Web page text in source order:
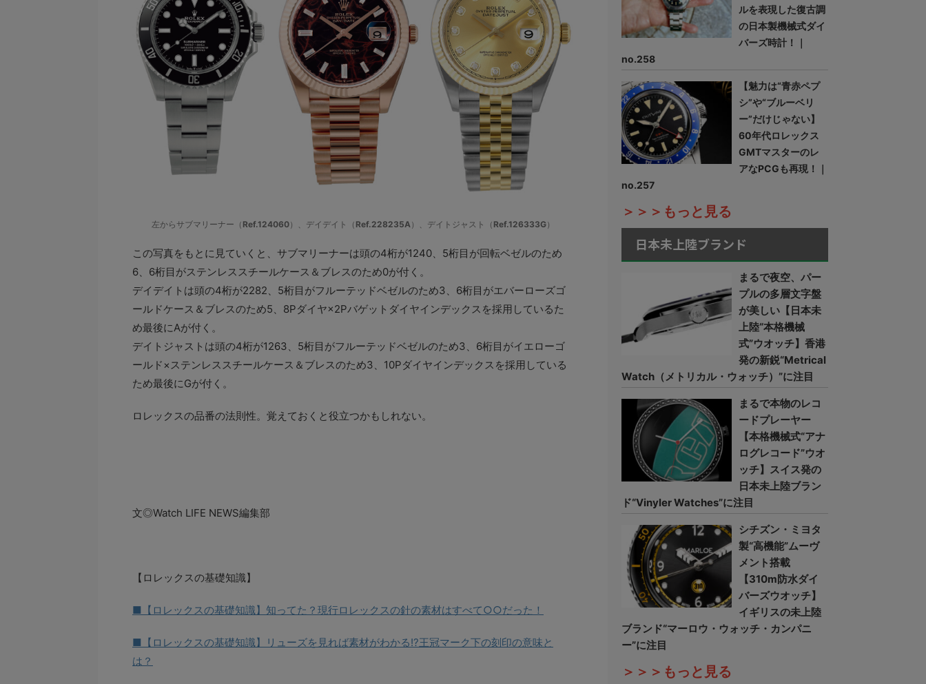
左からサブマリーナー（ Ref.124060）、デイデイト（ Ref.228235A）、デイトジャスト（ Ref.126333G）
この写真をもとに見ていくと、サブマリーナーは頭の4桁が1240、5桁目が回転ベゼルのため
6、6桁目がステンレススチールケース＆ブレスのため0が付く。
デイデイトは頭の4桁が2282、5桁目がフルーテッドベゼルのため3、6桁目がエバーローズゴ
ールドケース＆ブレスのため5、8Pダイヤ×2Pバゲットダイヤインデックスを採用しているた
め最後にAが付く。
デイトジャストは頭の4桁が1263、5桁目がフルーテッドベゼルのため3、6桁目がイエローゴ
ールド×ステンレススチールケース＆ブレスのため3、10Pダイヤインデックスを採用している
ため最後にGが付く。
ロレックスの品番の法則性。覚えておくと役立つかもしれない。
文◎Watch LIFE NEWS編集部
【ロレックスの基礎知識】
■【ロレックスの基礎知識】知ってた？現行ロレックスの針の素材はすべて○○だった！
■【ロレックスの基礎知識】リューズを見れば素材がわかる!?王冠マーク下の刻印の意味と
は？
ルを表現した復古調
の日本製機械式ダイ
バーズ時計！｜
no.258
【魅力は“青赤ペプ
シ”や“ブルーベリ
ー”だけじゃない】
60年代ロレックス
GMTマスターのレ
アなPCGも再現！｜
no.257
＞＞＞もっと見る
日本未上陸ブランド
まるで夜空、パー
プルの多層文字盤
が美しい【日本未
上陸“本格機械
式”ウオッチ】香港
発の新鋭“Metrical
Watch（メトリカル・ウォッチ）”に注目
まるで本物のレコ
ードプレーヤー
【本格機械式“アナ
ログレコード”ウオ
ッチ】スイス発の
日本未上陸ブラン
ド“Vinyler Watches”に注目
シチズン・ミヨタ
製“高機能”ムーヴ
メント搭載
【310m防水ダイ
バーズウオッチ】
イギリスの未上陸
ブランド“マーロウ・ウォッチ・カンパニ
ー”に注目
＞＞＞もっと見る